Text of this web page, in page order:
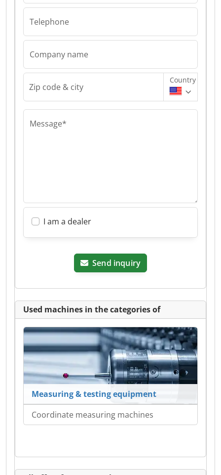
Telephone
Company name
Zip code & city
Country
Message*
I am a dealer
Send inquiry
Used machines in the categories of
Measuring & testing equipment
Coordinate measuring machines